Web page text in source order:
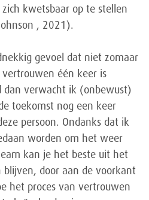
kwetsbaar op te stellen
, 2021).
gevoel dat niet zomaar
één keer is
dan verwacht ik (onbewust)
toekomst nog een keer
persoon. Ondanks dat ik
worden om het weer
kan je het beste uit het
door aan de voorkant
het proces van vertrouwen